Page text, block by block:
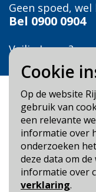
Cookie
Op de website
gebruik van
een relevante
informatie over
onderzoeken
deze data om
informatie over
verklaring.
Geen spoed,
Bel 0900 0904
Veilig Leven?
Bel 0900-8387
Blijf op de
Cookie- en
Toegankelijkheid